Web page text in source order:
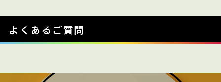
よくあるご質問